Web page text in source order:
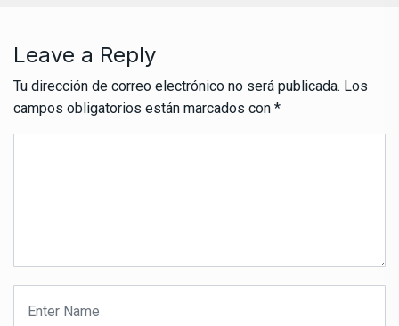
Leave a Reply
Tu dirección de correo electrónico no será publicada. Los
campos obligatorios están marcados con *